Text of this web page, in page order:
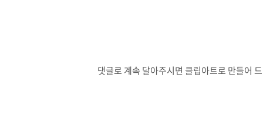
댓글로 계속 달아주시면 클립아트로 만들어